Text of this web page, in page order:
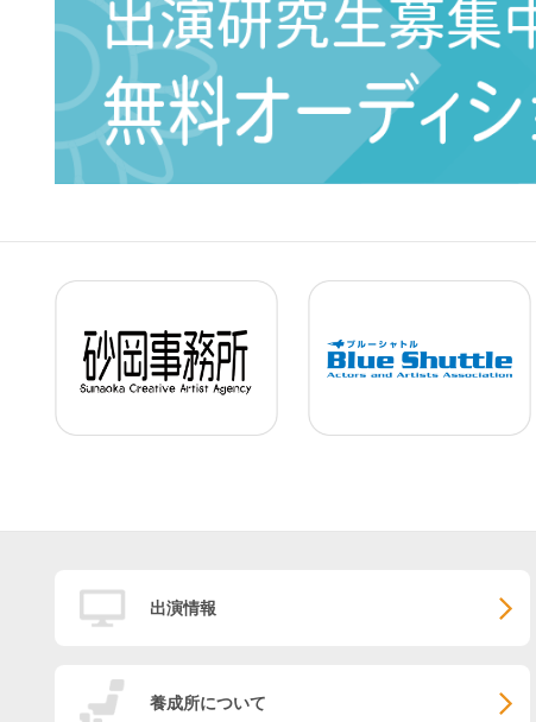
出演情報
養成所について